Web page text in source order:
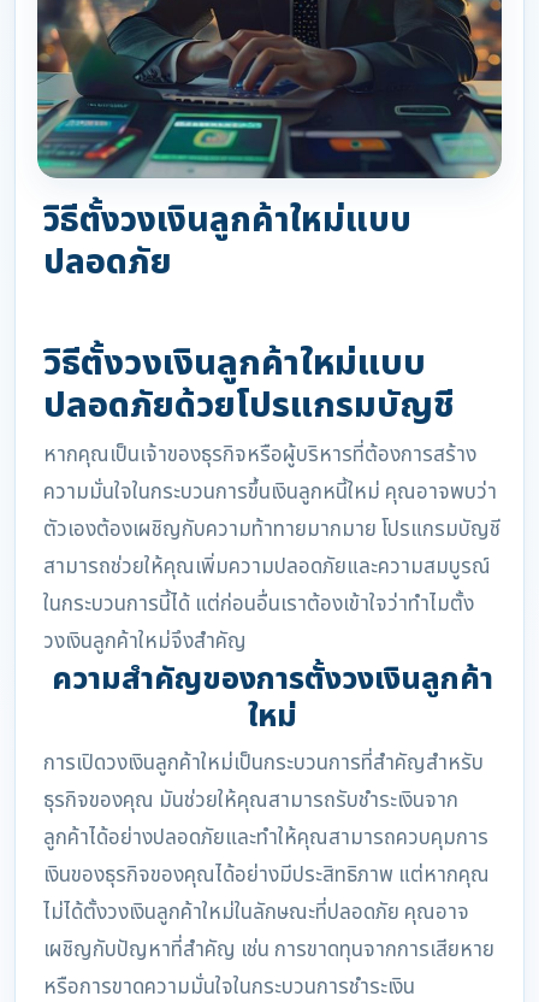
วิธีตั้งวงเงินลูกค้าใหม่แบบ
ปลอดภัย
วิธีตั้งวงเงินลูกค้าใหม่แบบ
ปลอดภัยด้วยโปรแกรมบัญชี
หากคุณเป็นเจ้าของธุรกิจหรือผู้บริหารที่ต้องการสร้าง
ความมั่นใจในกระบวนการขึ้นเงินลูกหนี้ใหม่ คุณอาจพบว่า
ตัวเองต้องเผชิญกับความท้าทายมากมาย โปรแกรมบัญชี
สามารถช่วยให้คุณเพิ่มความปลอดภัยและความสมบูรณ์
ในกระบวนการนี้ได้ แต่ก่อนอื่นเราต้องเข้าใจว่าทำไมตั้ง
วงเงินลูกค้าใหม่จึงสำคัญ
ความสำคัญของการตั้งวงเงินลูกค้า
ใหม่
การเปิดวงเงินลูกค้าใหม่เป็นกระบวนการที่สำคัญสำหรับ
ธุรกิจของคุณ มันช่วยให้คุณสามารถรับชำระเงินจาก
ลูกค้าได้อย่างปลอดภัยและทำให้คุณสามารถควบคุมการ
เงินของธุรกิจของคุณได้อย่างมีประสิทธิภาพ แต่หากคุณ
ไม่ได้ตั้งวงเงินลูกค้าใหม่ในลักษณะที่ปลอดภัย คุณอาจ
เผชิญกับปัญหาที่สำคัญ เช่น การขาดทุนจากการเสียหาย
หรือการขาดความมั่นใจในกระบวนการชำระเงิน